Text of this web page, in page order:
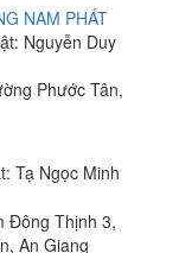
NAM PHÁT
Nguyễn Duy
Phước Tân,
Tạ Ngọc Minh
Đông Thịnh 3,
An Giang